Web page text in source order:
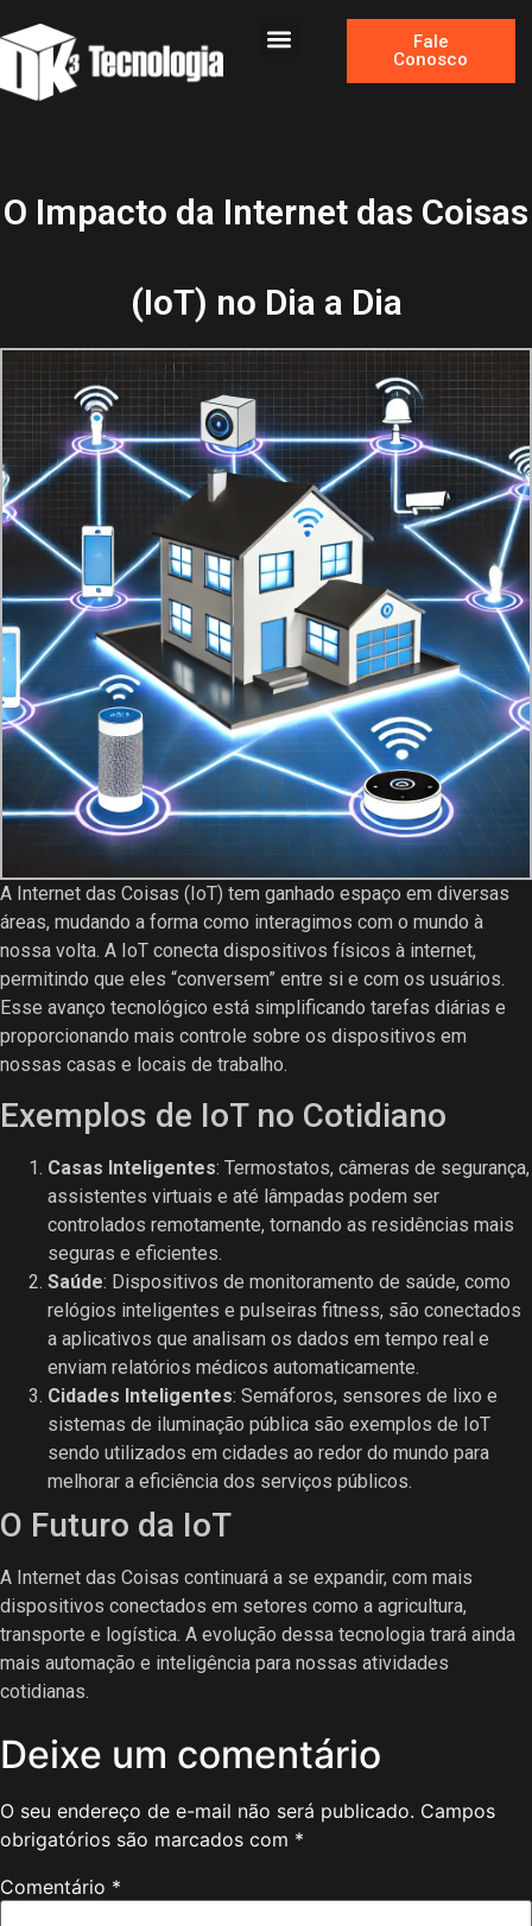
Fale
Conosco
O Impacto da Internet das Coisas
(IoT) no Dia a Dia
A Internet das Coisas (IoT) tem ganhado espaço em diversas
áreas, mudando a forma como interagimos com o mundo à
nossa volta. A IoT conecta dispositivos físicos à internet,
permitindo que eles “conversem” entre si e com os usuários.
Esse avanço tecnológico está simplificando tarefas diárias e
proporcionando mais controle sobre os dispositivos em
nossas casas e locais de trabalho.
Exemplos de IoT no Cotidiano
Casas Inteligentes: Termostatos, câmeras de segurança,
assistentes virtuais e até lâmpadas podem ser
controlados remotamente, tornando as residências mais
seguras e eficientes.
Saúde: Dispositivos de monitoramento de saúde, como
relógios inteligentes e pulseiras fitness, são conectados
a aplicativos que analisam os dados em tempo real e
enviam relatórios médicos automaticamente.
Cidades Inteligentes: Semáforos, sensores de lixo e
sistemas de iluminação pública são exemplos de IoT
sendo utilizados em cidades ao redor do mundo para
melhorar a eficiência dos serviços públicos.
O Futuro da IoT
A Internet das Coisas continuará a se expandir, com mais
dispositivos conectados em setores como a agricultura,
transporte e logística. A evolução dessa tecnologia trará ainda
mais automação e inteligência para nossas atividades
cotidianas.
Deixe um comentário
O seu endereço de e-mail não será publicado. Campos
obrigatórios são marcados com *
Comentário *